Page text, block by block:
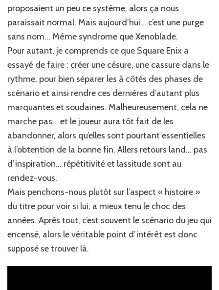
proposaient un peu ce système, alors ça nous
paraissait normal. Mais aujourd’hui… c’est une purge
sans nom… Même syndrome que Xenoblade.
Pour autant, je comprends ce que Square Enix a
essayé de faire : créer une césure, une cassure dans le
rythme, pour bien séparer les à côtés des phases de
scénario et ainsi rendre ces dernières d’autant plus
marquantes et soudaines. Malheureusement, cela ne
marche pas… et le joueur aura tôt fait de les
abandonner, alors qu’elles sont pourtant essentielles
à l’obtention de la bonne fin. Allers retours land… pas
d’inspiration… répétitivité et lassitude sont au
rendez-vous.
Mais penchons-nous plutôt sur l’aspect « histoire »
du titre pour voir si lui, a mieux tenu le choc des
années. Après tout, c’est souvent le scénario du jeu qui
encensé, alors le véritable point d’intérêt est donc
supposé se trouver là.